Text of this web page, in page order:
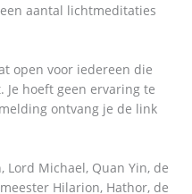
aantal lichtmeditaties
open voor iedereen die
Je hoeft geen ervaring te
ontvang je de link
Lord Michael, Quan Yin, de
Hilarion, Hathor, de